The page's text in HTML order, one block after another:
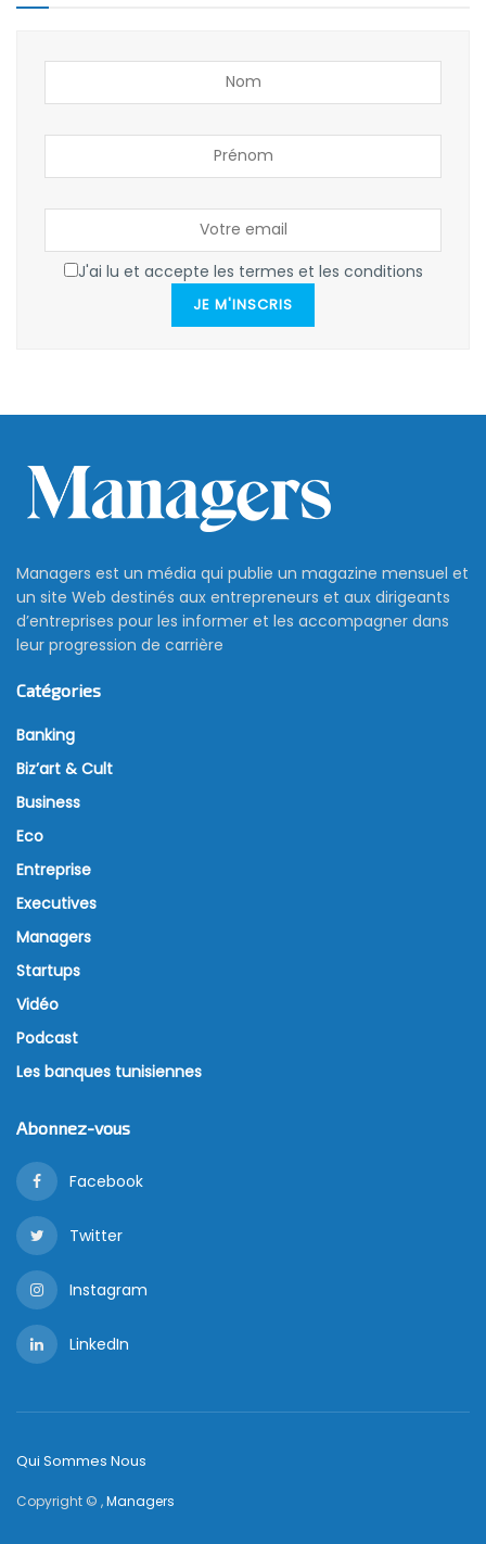
J'ai lu et accepte les termes et les conditions
JE M'INSCRIS
Managers est un média qui publie un magazine mensuel et
un site Web destinés aux entrepreneurs et aux dirigeants
d’entreprises pour les informer et les accompagner dans
leur progression de carrière
Catégories
Banking
Biz’art & Cult
Business
Eco
Entreprise
Executives
Managers
Startups
Vidéo
Podcast
Les banques tunisiennes
Abonnez-vous
Facebook
Twitter
Instagram
LinkedIn
Qui Sommes Nous
Copyright © ,Managers